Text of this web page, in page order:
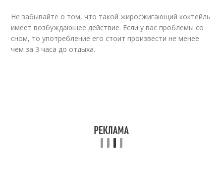
Не забывайте о том, что такой жиросжигающий коктейль
имеет возбуждающее действие. Если у вас проблемы со
сном, то употребление его стоит произвести не менее
чем за 3 часа до отдыха.